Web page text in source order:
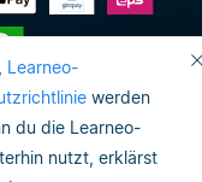
Learneo-
werden
du die Learneo-
nutzt, erklärst